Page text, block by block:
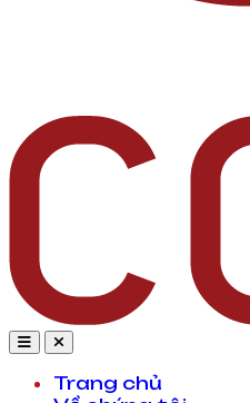
Trang chủ